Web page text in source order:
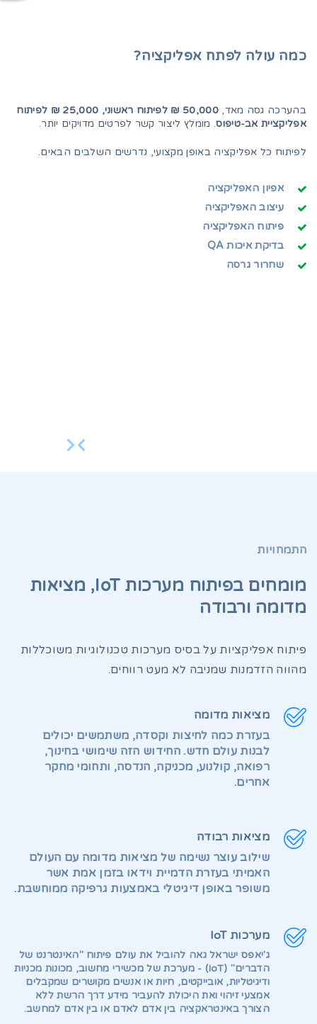
כמה עולה לפתח אפליקציה?
בהערכה גסה מאד,
50,000 ₪ לפיתוח ראשוני, 25,000 ₪ לפיתוח
אפליקציית אב-טיפוס. מומלץ ליצור קשר לפרטים מדויקים יותר.
לפיתוח כל אפליקציה באופן מקצועי, נדרשים השלבים הבאים.
אפיון האפליקציה
עיצוב האפליקציה
פיתוח האפליקציה
בדיקת איכות QA
שחרור גרסה
התמחויות
מומחים בפיתוח מערכות IoT, מציאות
מדומה ורבודה
פיתוח אפליקציות על בסיס מערכות טכנולוגיות משוכללות
מהווה הזדמנות שמניבה לא מעט רווחים.
מציאות מדומה
בעזרת כמה לחיצות וקסדה, משתמשים יכולים
לבנות עולם חדש. החידוש הזה שימושי בחינוך,
רפואה, קולנוע, מכניקה, הנדסה, ותחומי מחקר
אחרים.
מציאות רבודה
שילוב עוצר נשימה של מציאות מדומה עם העולם
האמיתי בעזרת הדמיית וידאו בזמן אמת אשר
משופר באופן דיגיטלי באמצעות גרפיקה ממוחשבת.
מערכות IoT
ג'יאפס ישראל גאה להוביל את עולם פיתוח "האינטרנט של
הדברים" (IoT) - מערכת של מכשירי מחשוב, מכונות מכניות
ודיגיטליות, אובייקטים, חיות או אנשים מקושרים שמקבלים
אמצעי זיהוי ואת היכולת להעביר מידע דרך הרשת ללא
הצורך באינטראקציה בין אדם לאדם או בין אדם למחשב.